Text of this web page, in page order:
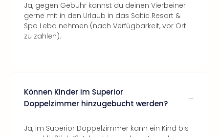
Ja, gegen Gebühr kannst du deinen Vierbeiner
gerne mit in den Urlaub in das Saltic Resort &
Spa Leba nehmen (nach Verfügbarkeit, vor Ort
zu zahlen).
Können Kinder im Superior
Doppelzimmer hinzugebucht werden?
Ja, im Superior Doppelzimmer kann ein Kind bis